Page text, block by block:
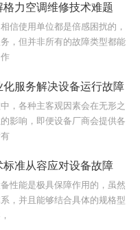
力空调维修技术难题
信使用单位都是倍感困扰的，
，但并非所有的故障类型都能
服务解决设备运行故障
，各种主客观因素会在无形之
影响，即便设备厂商会提供各
准从容应对设备故障
性能是极具保障作用的，虽然
，并且能够结合具体的规格型